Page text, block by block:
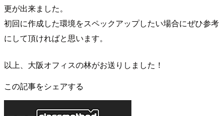
更が出来ました。
初回に作成した環境をスペックアップしたい場合にぜひ参考
にして頂ければと思います。
以上、大阪オフィスの林がお送りしました！
この記事をシェアする